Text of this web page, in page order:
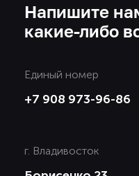
Напишите
какие-либо
Единый номер
+7 908 973-96-86
г. Владивосток